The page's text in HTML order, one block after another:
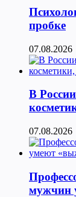
пробке
07.08.2026
В
07.08.2026
мужчин